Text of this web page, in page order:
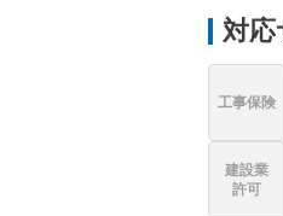
対応
工事保険
建設業
許可